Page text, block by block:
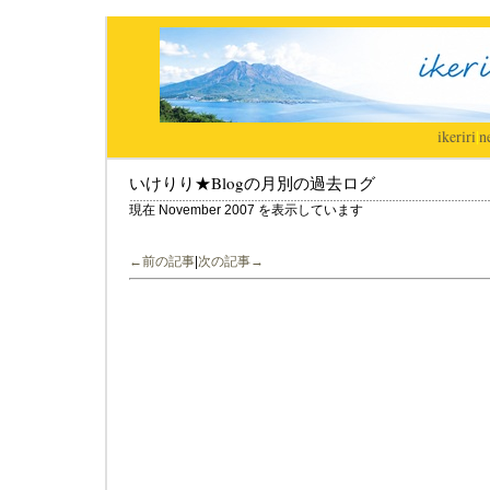
ikeriri|
いけりり★Blogの月別の過去ログ
現在 November 2007 を表示しています
←前の記事 次の記事→